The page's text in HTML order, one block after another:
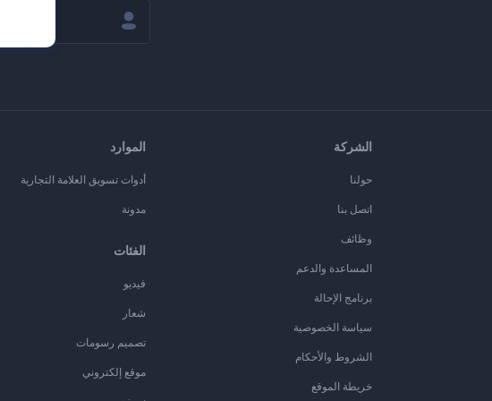
الشركة
حولنا
اتصل بنا
وظائف
المساعدة والدعم
برنامج الإحالة
سياسة الخصوصية
الشروط والأحكام
خريطة الموقع
الموارد
أدوات تسويق العلامة التجارية
مدونة
الفئات
فيديو
شعار
تصميم رسومات
موقع إلكتروني